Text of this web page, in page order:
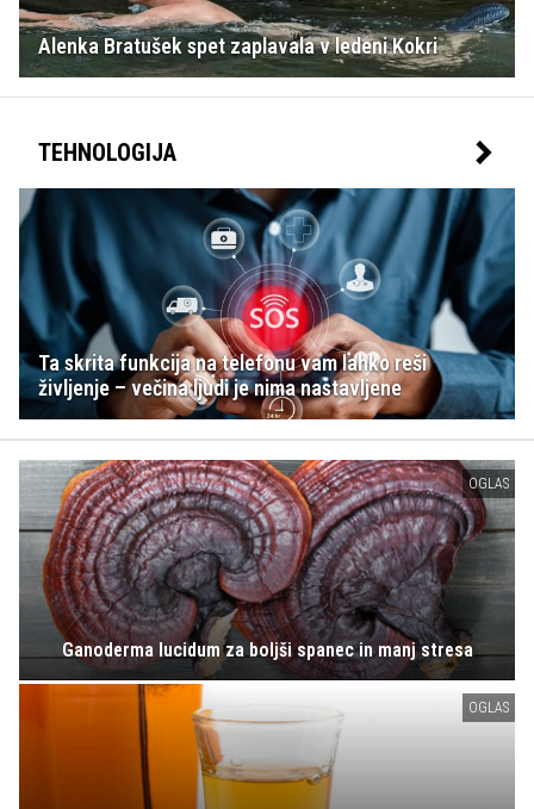
Alenka Bratušek spet zaplavala v ledeni Kokri
TEHNOLOGIJA
Ta skrita funkcija na telefonu vam lahko reši
življenje – večina ljudi je nima nastavljene
OGLAS
Ganoderma lucidum za boljši spanec in manj stresa
OGLAS